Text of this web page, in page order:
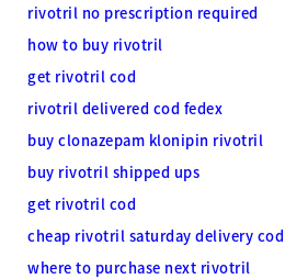
rivotril no prescription required
how to buy rivotril
get rivotril cod
rivotril delivered cod fedex
buy clonazepam klonipin rivotril
buy rivotril shipped ups
get rivotril cod
cheap rivotril saturday delivery cod
where to purchase next rivotril